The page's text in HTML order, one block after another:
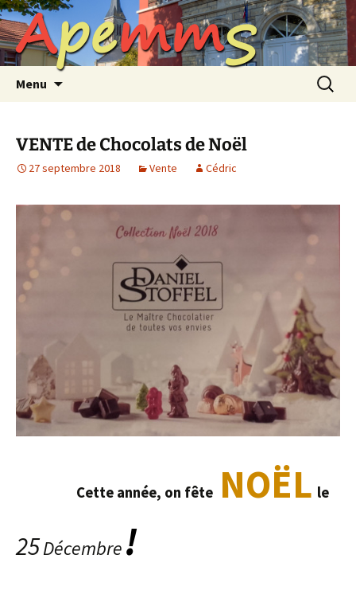
Aller
au
contenu
ApemmS
Menu
VENTE de Chocolats de Noël
27 septembre 2018 Vente Cédric
Cette année, on fête NOËL le
25Décembre!